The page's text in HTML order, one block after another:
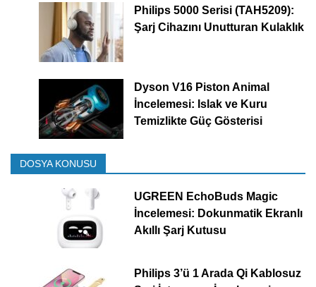
Philips 5000 Serisi (TAH5209):
Şarj Cihazını Unutturan Kulaklık
Dyson V16 Piston Animal
İncelemesi: Islak ve Kuru
Temizlikte Güç Gösterisi
DOSYA KONUSU
UGREEN EchoBuds Magic
İncelemesi: Dokunmatik Ekranlı
Akıllı Şarj Kutusu
Philips 3’ü 1 Arada Qi Kablosuz